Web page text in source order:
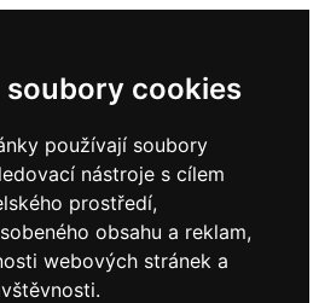
soubory cookies
používají soubory
nástroje s cílem
prostředí,
obsahu a reklam,
webových stránek a